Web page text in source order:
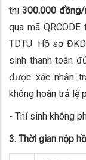
thi 300.000
qua mã
TDTU. Hồ sơ
sinh thanh toán
được xác nhận
không hoàn trả lệ
- Thí sinh không
3. Thời gian nộp